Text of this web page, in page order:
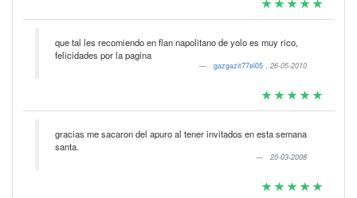
que tal les recomiendo en flan napolitano de yolo es muy rico,
felicidades por la pagina
gazgazit77el05 , 26-05-2010
gracias me sacaron del apuro al tener invitados en esta semana
santa.
20-03-2008